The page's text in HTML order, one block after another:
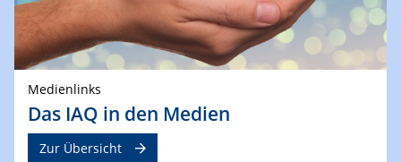
Medienlinks
Das IAQ in den Medien
Zur Übersicht